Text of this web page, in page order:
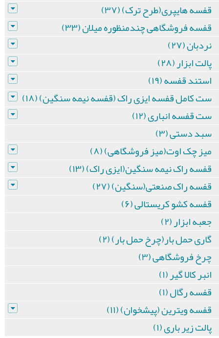
قفسه هایپری(طرح ترک) (۳۷)
قفسه فروشگاهی چندمنظوره میلان (۳۳)
نردبان (۲۷)
پالت ابزار (۲۸)
استند قفسه (۱۹)
ست کامل قفسه ایزی راک (قفسه نیمه سنگین) (۱۸)
ست قفسه انباری (۱۲)
سبد دستی (۳)
میز چک اوت(میز فروشگاهی) (۸)
قفسه راک نیمه سنگین(ایزی راک) (۱۳)
قفسه راک صنعتی(سنگین) (۲۷)
قفسه کشو کریستالی (۶)
جعبه ابزار (۲)
گاری حمل بار(چرخ حمل بار) (۲)
چرخ فروشگاهی (۳)
انبر کالا گیر (۱)
قفسه رگال (۱)
قفسه ویترین (پیشخوان) (۱۱)
پالت زیر باری (۱)